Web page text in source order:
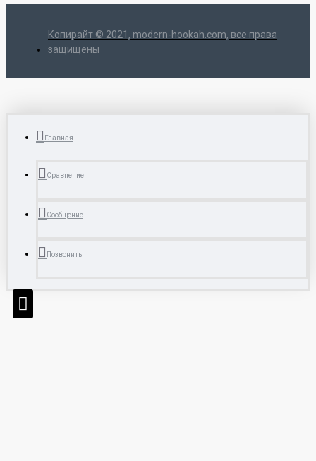
Копирайт © 2021, modern-hookah.com, все права
защищены
Главная
Сравнение
Сообщение
Позвонить